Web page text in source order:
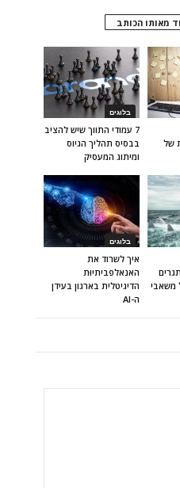
מאותו הכותב
בלוגים
7 עמודי התווך שיש להציב
בבסיס תהליך הגיוס
ומיתוג המעסיק
של
בלוגים
איך לשרוד את
האנאלפביתיוּת
הדיגיטלית בארגון בעידן
ה-AI
3 האתגרים
משאבי